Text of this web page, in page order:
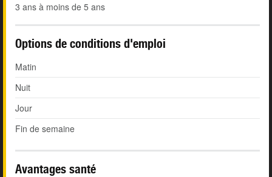
3 ans à moins de 5 ans
Options de conditions d'emploi
Matin
Nuit
Jour
Fin de semaine
Avantages santé